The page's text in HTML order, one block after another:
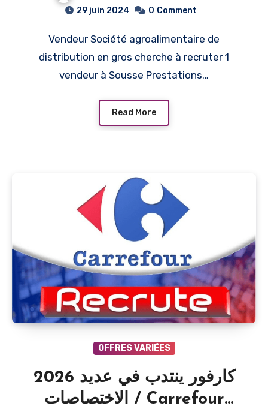
الإختصاصات / Sanabel
profils 2024
29 juin 2024
0 Comment
Vendeur Société agroalimentaire de
distribution en gros cherche à recruter 1
vendeur à Sousse Prestations…
Read More
OFFRES VARIÉES
2026 كارفور ينتدب في عديد
الاختصاصات / Carrefour